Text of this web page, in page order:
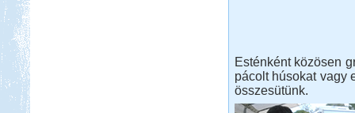
Esténként közösen
pácolt húsokat vagy
összesütünk.